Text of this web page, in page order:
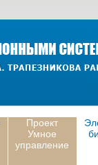
Проект
Умное
управление